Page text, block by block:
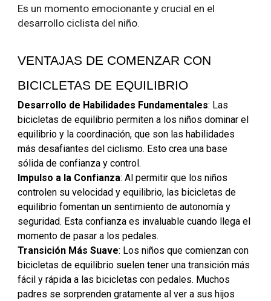
Es un momento emocionante y crucial en el
desarrollo ciclista del niño.
VENTAJAS DE COMENZAR CON
BICICLETAS DE EQUILIBRIO
Desarrollo de Habilidades Fundamentales: Las
bicicletas de equilibrio permiten a los niños dominar el
equilibrio y la coordinación, que son las habilidades
más desafiantes del ciclismo. Esto crea una base
sólida de confianza y control.
Impulso a la Confianza: Al permitir que los niños
controlen su velocidad y equilibrio, las bicicletas de
equilibrio fomentan un sentimiento de autonomía y
seguridad. Esta confianza es invaluable cuando llega el
momento de pasar a los pedales.
Transición Más Suave: Los niños que comienzan con
bicicletas de equilibrio suelen tener una transición más
fácil y rápida a las bicicletas con pedales. Muchos
padres se sorprenden gratamente al ver a sus hijos